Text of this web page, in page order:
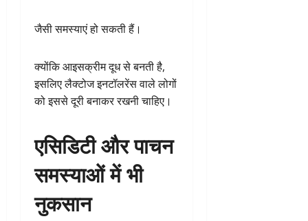
जैसी समस्याएं हो सकती हैं।
क्योंकि आइसक्रीम दूध से बनती है,
इसलिए लैक्टोज इनटॉलरेंस वाले लोगों
को इससे दूरी बनाकर रखनी चाहिए।
एसिडिटी और पाचन
समस्याओं में भी
नुकसान